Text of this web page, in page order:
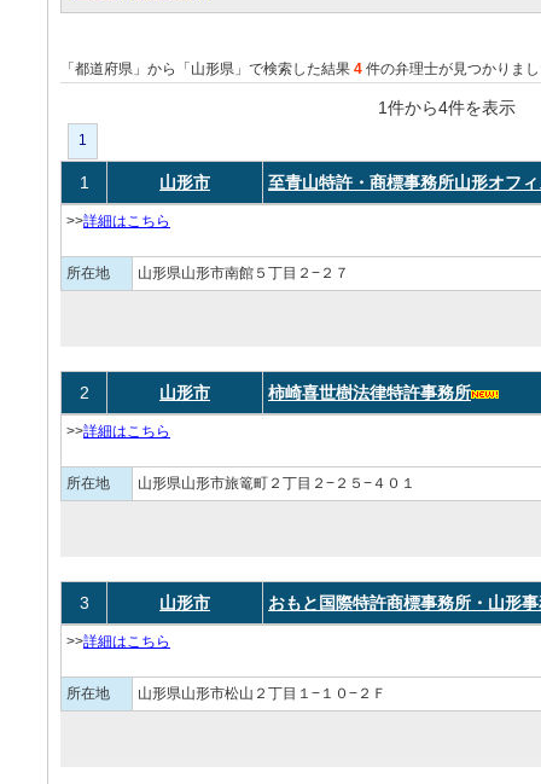
「都道府県」から「山形県」で検索した結果 4 件の弁理士が見つかりま
1件から4件を表
1
1 山形市 至青山特許・商標事務所山形オフ
>>詳細はこちら
所在地 山形県山形市南館５丁目２−２７
2 山形市 柿崎喜世樹法律特許事務所
>>詳細はこちら
所在地 山形県山形市旅篭町２丁目２−２５−４０１
3 山形市 おもと国際特許商標事務所・山形
>>詳細はこちら
所在地 山形県山形市松山２丁目１−１０−２Ｆ